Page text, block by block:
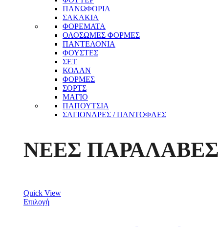
ΠΑΝΩΦΟΡΙΑ
ΣΑΚΑΚΙΑ
ΦΟΡΕΜΑΤΑ
ΟΛΟΣΩΜΕΣ ΦΟΡΜΕΣ
ΠΑΝΤΕΛΟΝΙΑ
ΦΟΥΣΤΕΣ
ΣΕΤ
ΚΟΛΑΝ
ΦΟΡΜΕΣ
ΣΟΡΤΣ
ΜΑΓΙΟ
ΠΑΠΟΥΤΣΙΑ
ΣΑΓΙΟΝΑΡΕΣ / ΠΑΝΤΟΦΛΕΣ
ΝΕΕΣ ΠΑΡΑΛΑΒΕΣ
Quick View
Επιλογή